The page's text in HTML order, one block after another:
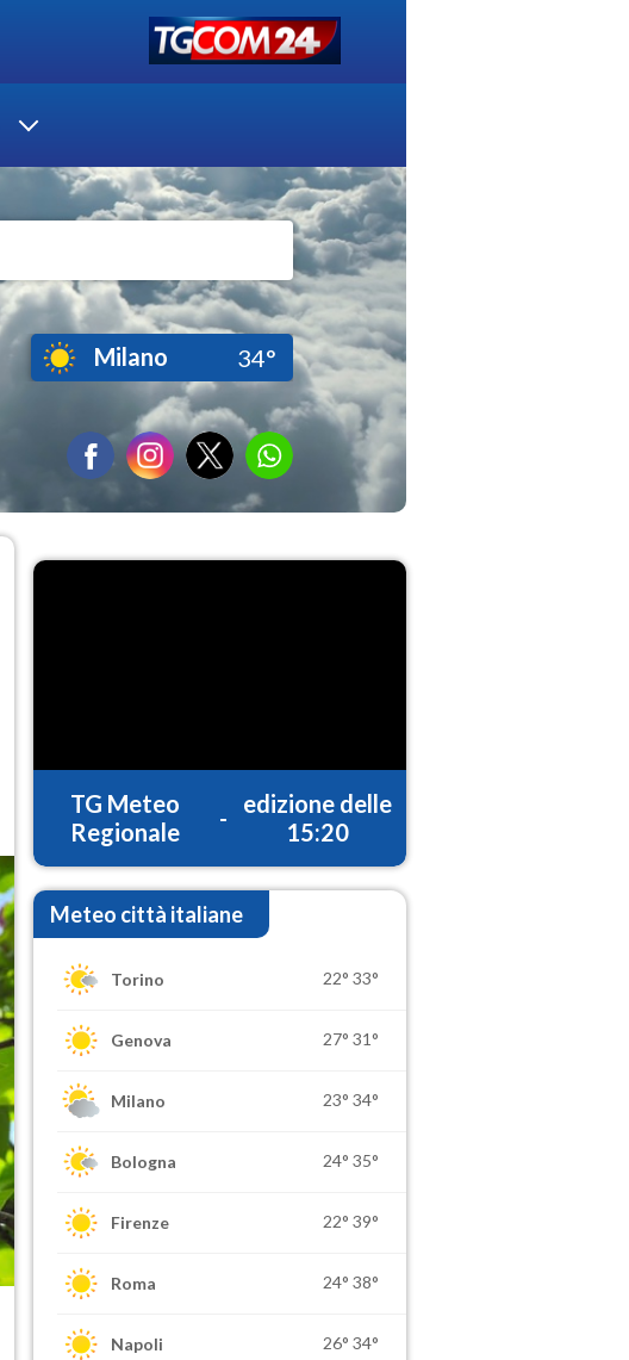
Milano 34°
TG Meteo
Regionale
-
edizione delle
15:20
Meteo città italiane
Torino 22° 33°
Genova 27° 31°
Milano 23° 34°
Bologna 24° 35°
Firenze 22° 39°
Roma 24° 38°
Napoli 26° 34°